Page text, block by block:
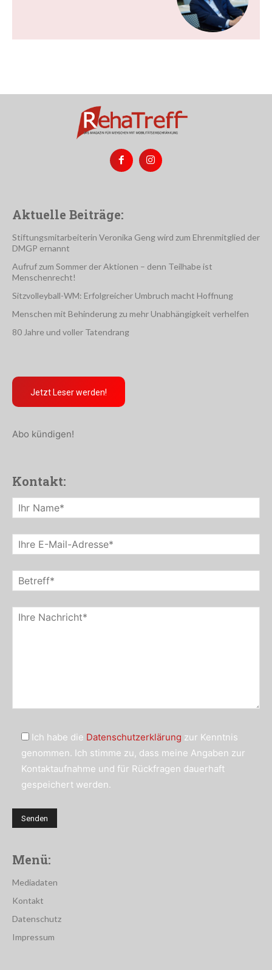
Aktuelle Beiträge:
Stiftungsmitarbeiterin Veronika Geng wird zum Ehrenmitglied der
DMGP ernannt
Aufruf zum Sommer der Aktionen – denn Teilhabe ist
Menschenrecht!
Sitzvolleyball-WM: Erfolgreicher Umbruch macht Hoffnung
Menschen mit Behinderung zu mehr Unabhängigkeit verhelfen
80 Jahre und voller Tatendrang
Jetzt Leser werden!
Abo kündigen!
Kontakt:
Ich habe die Datenschutzerklärung zur Kenntnis
genommen. Ich stimme zu, dass meine Angaben zur
Kontaktaufnahme und für Rückfragen dauerhaft
gespeichert werden.
Menü:
Mediadaten
Kontakt
Datenschutz
Impressum